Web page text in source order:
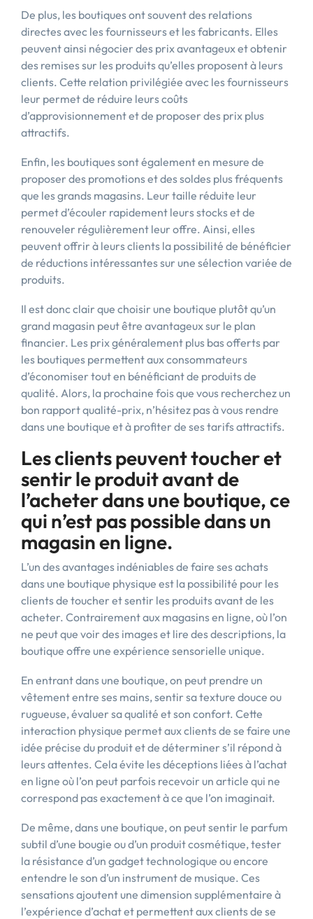
De plus, les boutiques ont souvent des relations
directes avec les fournisseurs et les fabricants. Elles
peuvent ainsi négocier des prix avantageux et obtenir
des remises sur les produits qu’elles proposent à leurs
clients. Cette relation privilégiée avec les fournisseurs
leur permet de réduire leurs coûts
d’approvisionnement et de proposer des prix plus
attractifs.
Enfin, les boutiques sont également en mesure de
proposer des promotions et des soldes plus fréquents
que les grands magasins. Leur taille réduite leur
permet d’écouler rapidement leurs stocks et de
renouveler régulièrement leur offre. Ainsi, elles
peuvent offrir à leurs clients la possibilité de bénéficier
de réductions intéressantes sur une sélection variée de
produits.
Il est donc clair que choisir une boutique plutôt qu’un
grand magasin peut être avantageux sur le plan
financier. Les prix généralement plus bas offerts par
les boutiques permettent aux consommateurs
d’économiser tout en bénéficiant de produits de
qualité. Alors, la prochaine fois que vous recherchez un
bon rapport qualité-prix, n’hésitez pas à vous rendre
dans une boutique et à profiter de ses tarifs attractifs.
Les clients peuvent toucher et
sentir le produit avant de
l’acheter dans une boutique, ce
qui n’est pas possible dans un
magasin en ligne.
L’un des avantages indéniables de faire ses achats
dans une boutique physique est la possibilité pour les
clients de toucher et sentir les produits avant de les
acheter. Contrairement aux magasins en ligne, où l’on
ne peut que voir des images et lire des descriptions, la
boutique offre une expérience sensorielle unique.
En entrant dans une boutique, on peut prendre un
vêtement entre ses mains, sentir sa texture douce ou
rugueuse, évaluer sa qualité et son confort. Cette
interaction physique permet aux clients de se faire une
idée précise du produit et de déterminer s’il répond à
leurs attentes. Cela évite les déceptions liées à l’achat
en ligne où l’on peut parfois recevoir un article qui ne
correspond pas exactement à ce que l’on imaginait.
De même, dans une boutique, on peut sentir le parfum
subtil d’une bougie ou d’un produit cosmétique, tester
la résistance d’un gadget technologique ou encore
entendre le son d’un instrument de musique. Ces
sensations ajoutent une dimension supplémentaire à
l’expérience d’achat et permettent aux clients de se